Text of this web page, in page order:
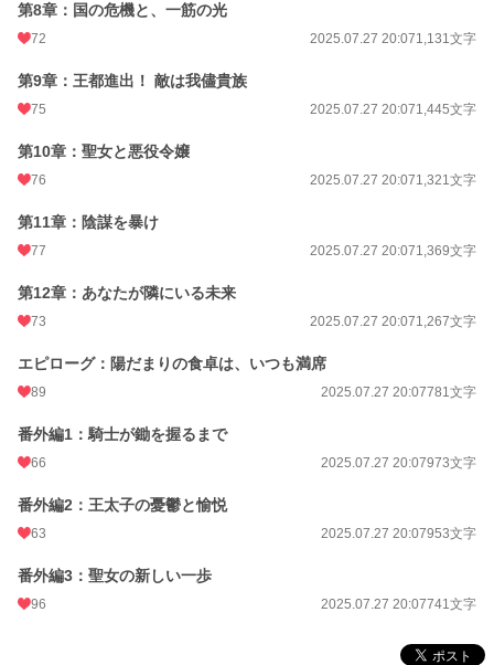
第8章：国の危機と、一筋の光
72 2025.07.27 20:071,131文字
第9章：王都進出！ 敵は我儘貴族
75 2025.07.27 20:071,445文字
第10章：聖女と悪役令嬢
76 2025.07.27 20:071,321文字
第11章：陰謀を暴け
77 2025.07.27 20:071,369文字
第12章：あなたが隣にいる未来
73 2025.07.27 20:071,267文字
エピローグ：陽だまりの食卓は、いつも満席
89 2025.07.27 20:07781文字
番外編1：騎士が鋤を握るまで
66 2025.07.27 20:07973文字
番外編2：王太子の憂鬱と愉悦
63 2025.07.27 20:07953文字
番外編3：聖女の新しい一歩
96 2025.07.27 20:07741文字